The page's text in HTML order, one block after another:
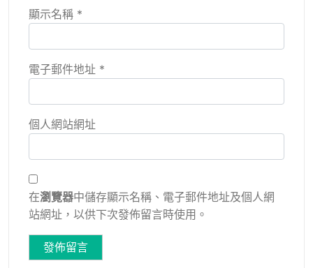
顯示名稱 *
電子郵件地址 *
個人網站網址
在瀏覽器中儲存顯示名稱、電子郵件地址及個人網
站網址，以供下次發佈留言時使用。